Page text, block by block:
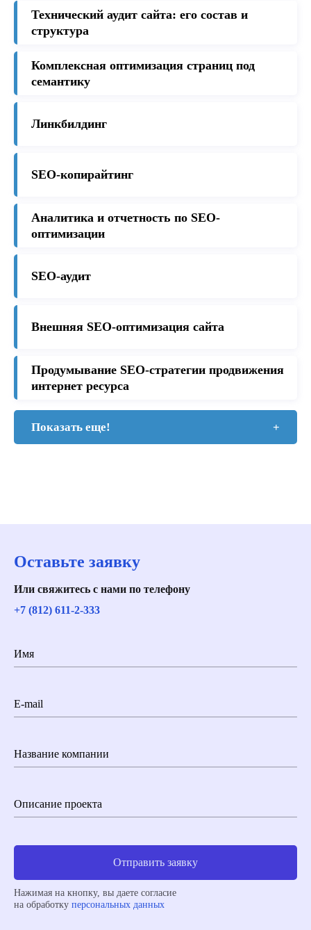
Технический аудит сайта: его состав и
структура
Комплексная оптимизация страниц под
семантику
Линкбилдинг
SEO-копирайтинг
Аналитика и отчетность по SEO-
оптимизации
SEO-аудит
Внешняя SEO-оптимизация сайта
Продумывание SEO-стратегии продвижения
интернет ресурса
Показать еще! +
Оставьте заявку
Или свяжитесь с нами по телефону
+7 (812) 611-2-333
Имя
E-mail
Название компании
Описание проекта
Отправить заявку
Нажимая на кнопку, вы даете согласие
на обработку персональных данных